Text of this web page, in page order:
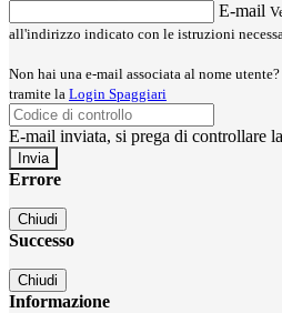
E-mail
all'indirizzo indicato con le istruzioni
Non hai una e-mail associata al nome
tramite la Login Spaggiari
E-mail inviata, si prega di controllare
Errore
Chiudi
Successo
Chiudi
Informazione